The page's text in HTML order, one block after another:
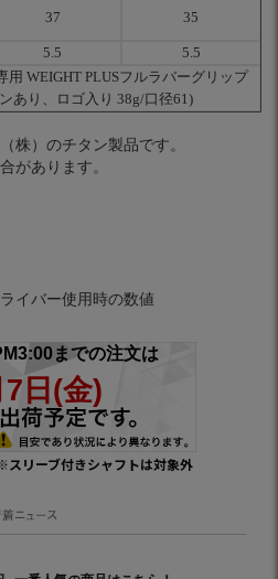
37 35
5.5
5.5
用 WEIGHT PLUSフルラバーグリップ
ンあり、ロゴ入り 38g/口径61)
株）のチタン製品です。
があります。
イバー使用時の数値
スリーブ付きシャフトは対象外